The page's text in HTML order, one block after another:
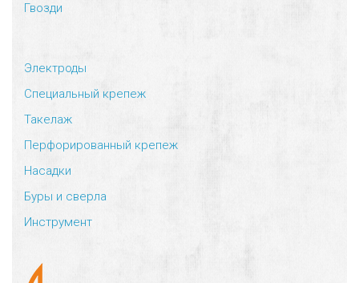
Гвозди
Электроды
Специальный крепеж
Такелаж
Перфорированный крепеж
Насадки
Буры и сверла
Инструмент